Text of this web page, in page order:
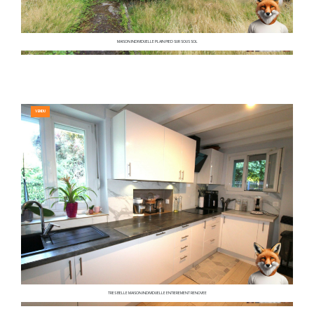
MAISON INDIVIDUELLE PLAIN PIED SUR SOUS SOL
VENDU
TRES BELLE MAISON INDIVIDUELLE ENTIEREMENT RENOVEE